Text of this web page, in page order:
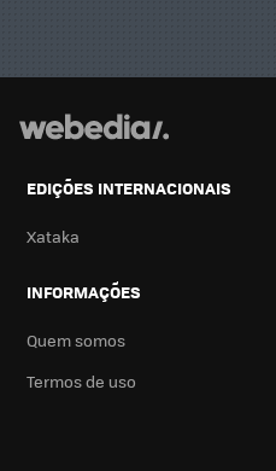
EDIÇÕES INTERNACIONAIS
Xataka
INFORMAÇÕES
Quem somos
Termos de uso